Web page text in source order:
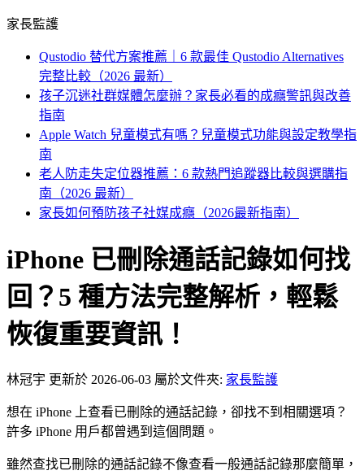
家長監護
Qustodio 替代方案推薦｜6 款最佳 Qustodio Alternatives
完整比較（2026 最新）
孩子沉迷社群媒體怎麼辦？家長必看的成癮警訊與改善
指南
Apple Watch 兒童模式有嗎？兒童模式功能與設定教學指
南
老人防走失定位器推薦：6 款熱門追蹤器比較與選購指
南（2026 最新）
家長如何預防孩子社媒成癮（2026最新指南）
iPhone 已刪除通話記錄如何找
回？5 種方法完整解析，輕鬆
恢復重要資訊！
林冠宇 更新於 2026-06-03 屬於文件夾: 家長監護
想在 iPhone 上查看已刪除的通話記錄，卻找不到相關選項？
許多 iPhone 用戶都曾遇到這個問題。
雖然查找已刪除的通話記錄不像查看一般通話記錄那麼簡單，